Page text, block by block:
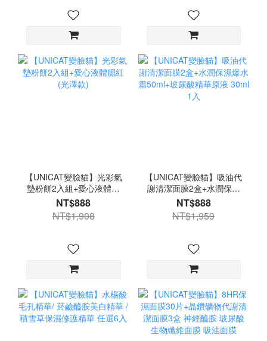
【UNICAT變臉貓】光彩氣
墊粉餅2入組+愛心液體腮
紅(光澤款)
NT$888
NT$1,908
【UNICAT變臉貓】吸油代
謝清潔面膜2盒+水潤保濕
爆水霜50ml+玻尿酸精華原
液 30ml 1入
NT$888
NT$1,959